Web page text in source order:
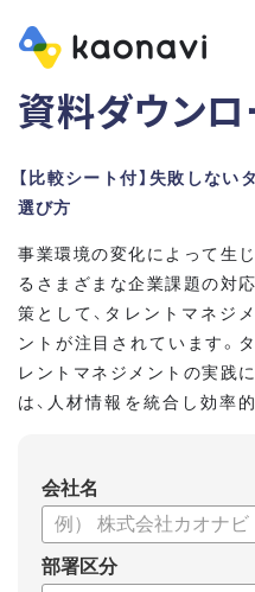
資料ダウンロ
【比較シート付】失敗しな
選び方
事業環境の変化によって生じ
るさまざまな企業課題の対応
策として、タレントマネジメ
ントが注目されています。タ
レントマネジメントの実践に
は、人材情報を統合し効率的
・タレントマネジメントが必
・タレントマネジメントシ
定ポイント
会社名
部署区分